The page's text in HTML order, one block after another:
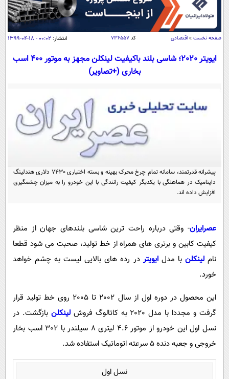
سواد زندگی
اقتصاد
اقتصادی
خودرو
جامعه
اجتماعی
سلامت
یک برش دانایی
محیط زیست
ورزشی
سیاست خارجی
فرهنگ و هنر
علم و دانش
فناوری و It
اخبار کریپتو
قرآن
سرگرمی
فیلم
سیاست
حوادث
محیط زیست
سلامت
فرهنگی
داستان کوتاه
پیامک
صفحه نخست » اقتصادی کد ۷۳۶۵۵۷ انتشار: ۰۰:۰۲ - ۱۸-۰۴-۱۳۹۹
ایویتر 2020؛ شاسی بلند باکیفیت لینکلن مجهز به موتور 400 اسب
بخاری (+تصاویر)
پیشرانه قدرتمند، سامانه تمام چرخ محرک بهینه و بسته اختیاری 7430 دلاری هندلینگ
داینامیک در هماهنگی با یکدیگر کیفیت رانندگی با این خودرو را به میزان چشمگیری
افزایش داده اند.
عصرایران- وقتی درباره راحت ترین شاسی بلندهای جهان از منظر
کیفیت کابین و برتری های همراه از خط تولید، صحبت می شود قطعا
ناملینکلن با مدلایویتر در رده های بالایی لیست به چشم خواهد
خورد.
این محصول در دوره اول از سال 2002 تا 2005 روی خط تولید قرار
گرفت و مجددا با مدل 2020 به کاتالوگ فروش
لینکلن بازگشت. در
نسل اول این خودرو از موتور 4.6 لیتری 8 سیلندر با 302 اسب بخار
خروجی و جعبه دنده 5 سرعته اتوماتیک استفاده شد.
نسل اول